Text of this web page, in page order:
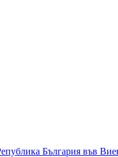
България във